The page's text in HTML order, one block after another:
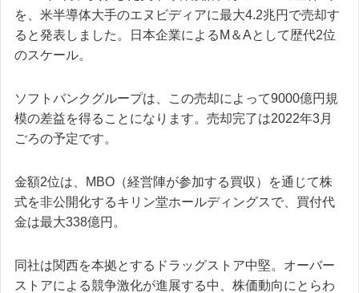
を、米半導体大手のエヌビディアに最大4.2兆円で売却す
ると発表しました。日本企業によるM＆Aとして歴代2位
のスケール。
ソフトバンクグループは、この売却によって9000億円規
模の差益を得ることになります。売却完了は2022年3月
ごろの予定です。
金額2位は、MBO（経営陣が参加する買収）を通じて株
式を非公開化するキリン堂ホールディングスで、買付代
金は最大338億円。
同社は関西を本拠とするドラッグストア中堅。オーバー
ストアによる競争激化が進展する中、株価動向にとらわ